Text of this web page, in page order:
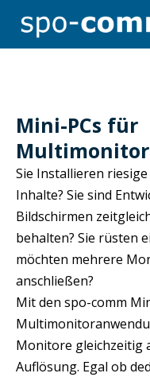
Mini-PCs für
Sie Installieren
Inhalte? Sie sind
Bildschirmen
behalten? Sie rüsten
möchten mehrere
anschließen?
Mit den spo-comm
Monitore gleichzeitig
Auflösung. Egal ob